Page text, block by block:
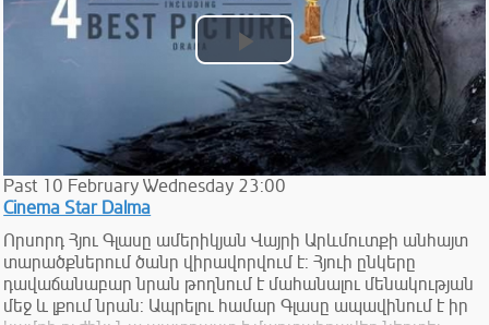
Play
Video
Past 10 February Wednesday 23:00
Cinema Star Dalma
Որսորդ Հյու Գլասը ամերիկյան Վայրի Արևմուտքի անհայտ
տարածքներում ծանր վիրավորվում է: Հյուի ընկերը
դավաճանաբար նրան թողնում է մահանալու մենակության
մեջ և լքում նրան: Ապրելու համար Գլասը ապավինում է իր